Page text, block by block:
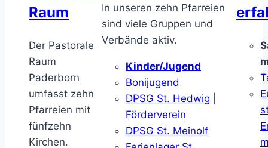
Raum
Der Pastorale
Raum
Paderborn
umfasst zehn
Pfarreien mit
fünfzehn
Kirchen.
In unseren zehn Pfarreien
sind viele Gruppen und
Verbände aktiv.
Kinder/Jugend
Bonijugend
DPSG St. Hedwig
Förderverein
DPSG St. Meinolf